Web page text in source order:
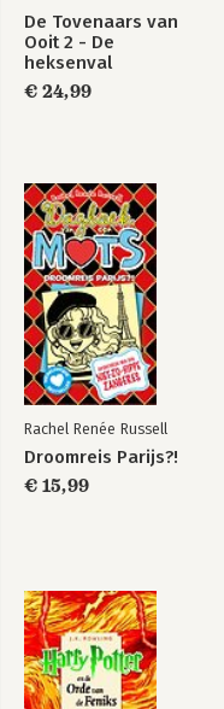
De Tovenaars van
Ooit 2 - De
heksenval
€ 24,99
Rachel Renée Russell
Droomreis Parijs?!
€ 15,99